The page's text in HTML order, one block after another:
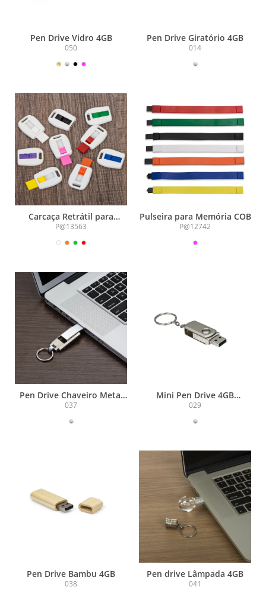
Pen Drive Vidro 4GB
050
Pen Drive Giratório 4GB
014
Carcaça Retrátil para
Memória
P@13563
Pulseira para Memória COB
P@12742
Pen Drive Chaveiro Metal
4GB
037
Mini Pen Drive 4GB
Giratório
029
Pen Drive Bambu 4GB
038
Pen drive Lâmpada 4GB
041